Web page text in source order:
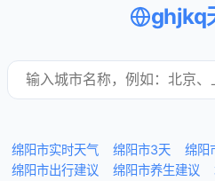
ghjkq
绵阳市实时天气 绵阳市3天 绵阳
绵阳市出行建议
绵阳市养生建议